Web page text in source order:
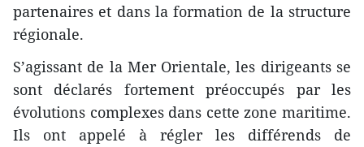
partenaires et dans la formation de la structure
régionale.
S’agissant de la Mer Orientale, les dirigeants se
sont déclarés fortement préoccupés par les
évolutions complexes dans cette zone maritime.
Ils ont appelé à régler les différends de